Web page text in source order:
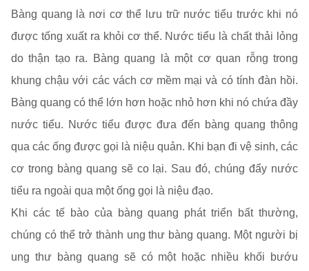
Bàng quang là nơi cơ thể lưu trữ nước tiểu trước khi nó
được tống xuất ra khỏi cơ thể. Nước tiểu là chất thải lỏng
do thận tạo ra. Bàng quang là một cơ quan rỗng trong
khung chậu với các vách cơ mềm mại và có tính đàn hồi.
Bàng quang có thể lớn hơn hoặc nhỏ hơn khi nó chứa đầy
nước tiểu. Nước tiểu được đưa đến bàng quang thông
qua các ống được gọi là niệu quản. Khi bạn đi vệ sinh, các
cơ trong bàng quang sẽ co lại. Sau đó, chúng đẩy nước
tiểu ra ngoài qua một ống gọi là niệu đạo.
Khi các tế bào của bàng quang phát triển bất thường,
chúng có thể trở thành ung thư bàng quang. Một người bị
ung thư bàng quang sẽ có một hoặc nhiều khối bướu